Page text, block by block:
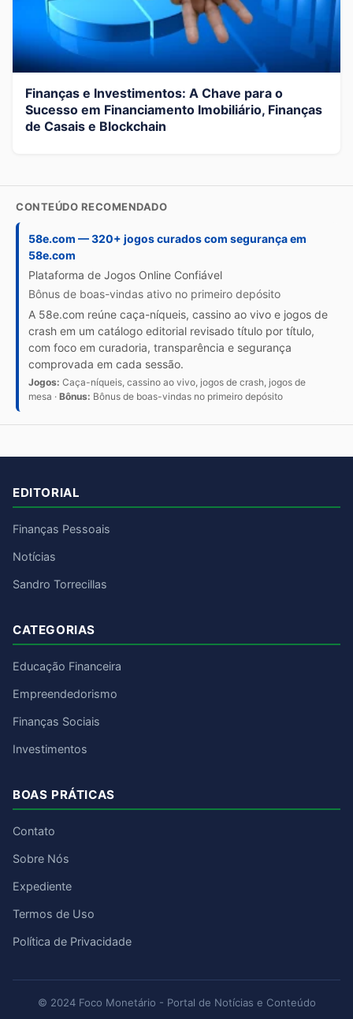
Finanças e Investimentos: A Chave para o
Sucesso em Financiamento Imobiliário, Finanças
de Casais e Blockchain
CONTEÚDO RECOMENDADO
58e.com — 320+ jogos curados com segurança em
58e.com
Plataforma de Jogos Online Confiável
Bônus de boas-vindas ativo no primeiro depósito
A 58e.com reúne caça-níqueis, cassino ao vivo e jogos de
crash em um catálogo editorial revisado título por título,
com foco em curadoria, transparência e segurança
comprovada em cada sessão.
Jogos: Caça-níqueis, cassino ao vivo, jogos de crash, jogos de
mesa · Bônus: Bônus de boas-vindas no primeiro depósito
EDITORIAL
Finanças Pessoais
Notícias
Sandro Torrecillas
CATEGORIAS
Educação Financeira
Empreendedorismo
Finanças Sociais
Investimentos
BOAS PRÁTICAS
Contato
Sobre Nós
Expediente
Termos de Uso
Política de Privacidade
© 2024 Foco Monetário - Portal de Notícias e Conteúdo